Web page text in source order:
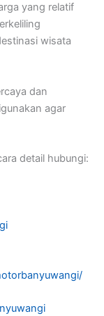
yang relatif
wisata
dan
agar
detail hubungi: